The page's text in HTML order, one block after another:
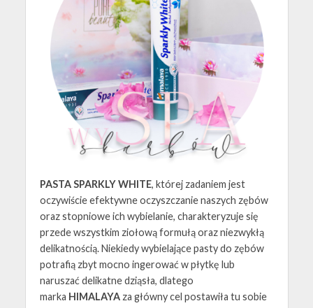
PASTA SPARKLY WHITE, której zadaniem jest
oczywiście efektywne oczyszczanie naszych zębów
oraz stopniowe ich wybielanie, charakteryzuje się
przede wszystkim ziołową formułą oraz niezwykłą
delikatnością. Niekiedy wybielające pasty do zębów
potrafią zbyt mocno ingerować w płytkę lub
naruszać delikatne dziąsła, dlatego
marka HIMALAYAza główny cel postawiła tu sobie